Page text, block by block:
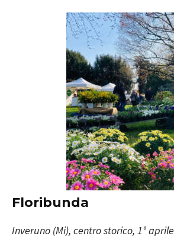
Floribunda
Inveruno (Mi), centro storico, 1° aprile